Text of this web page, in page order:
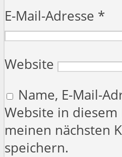
E-Mail-Adresse *
Website
Name, E-Mail-
Website in
meinen nächsten
speichern.